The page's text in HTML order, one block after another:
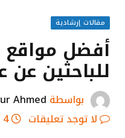
مقالات إرشادية
أفضل
للباحثين
بواسطة Ahmed
لا توجد تعليقات
4 دقائق